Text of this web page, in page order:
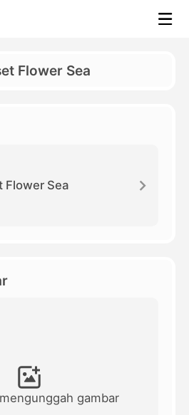
Flower Sea
Flower Sea
gambar